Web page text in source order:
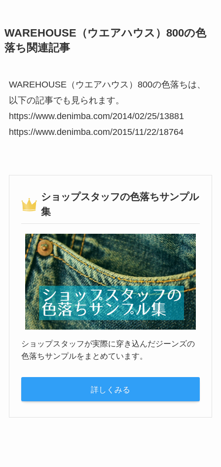
WAREHOUSE（ウエアハウス）800の色
落ち関連記事
WAREHOUSE（ウエアハウス）800の色落ちは、
以下の記事でも見られます。
https://www.denimba.com/2014/02/25/13881
https://www.denimba.com/2015/11/22/18764
ショップスタッフの色落ちサンプル
集
ショップスタッフが実際に穿き込んだジーンズの
色落ちサンプルをまとめています。
詳しくみる